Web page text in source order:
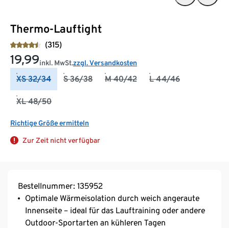
Thermo-Lauftight
(315)
19,99inkl. MwSt.zzgl. Versandkosten
XS 32/34 S 36/38 M 40/42 L 44/46
XL 48/50
Richtige Größe ermitteln
Zur Zeit nicht verfügbar
Bestellnummer: 135952
Optimale Wärmeisolation durch weich angeraute
Innenseite – ideal für das Lauftraining oder andere
Outdoor-Sportarten an kühleren Tagen